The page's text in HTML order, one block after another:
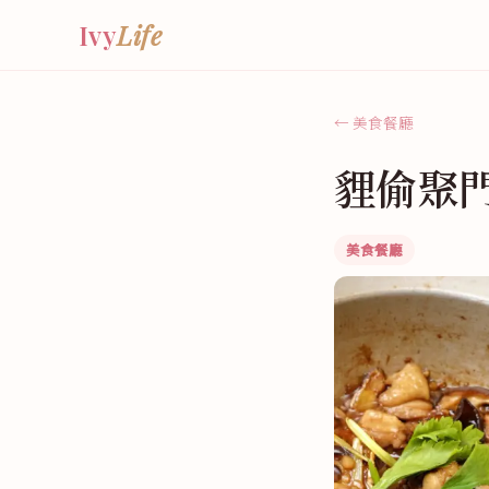
IvyLife
← 美食餐廳
貍偷聚
美食餐廳